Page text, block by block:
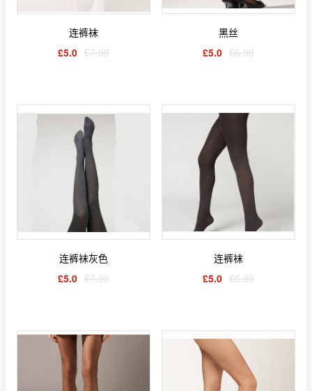
连裤袜
£5.0 £7.99
黑丝
£5.0 £6.99
连裤袜灰色
£5.0 £7.99
连裤袜
£5.0 £6.99